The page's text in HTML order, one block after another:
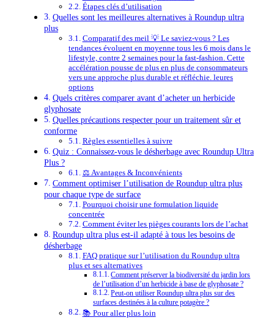
Étapes clés d’utilisation
Quelles sont les meilleures alternatives à Roundup ultra
plus
Comparatif des meil 💡 Le saviez-vous ? Les
tendances évoluent en moyenne tous les 6 mois dans le
lifestyle, contre 2 semaines pour la fast-fashion. Cette
accélération pousse de plus en plus de consommateurs
vers une approche plus durable et réfléchie. leures
options
Quels critères comparer avant d’acheter un herbicide
glyphosate
Quelles précautions respecter pour un traitement sûr et
conforme
Règles essentielles à suivre
Quiz : Connaissez-vous le désherbage avec Roundup Ultra
Plus ?
⚖️ Avantages & Inconvénients
Comment optimiser l’utilisation de Roundup ultra plus
pour chaque type de surface
Pourquoi choisir une formulation liquide
concentrée
Comment éviter les pièges courants lors de l’achat
Roundup ultra plus est-il adapté à tous les besoins de
désherbage
FAQ pratique sur l’utilisation du Roundup ultra
plus et ses alternatives
Comment préserver la biodiversité du jardin lors
de l’utilisation d’un herbicide à base de glyphosate ?
Peut-on utiliser Roundup ultra plus sur des
surfaces destinées à la culture potagère ?
📚 Pour aller plus loin